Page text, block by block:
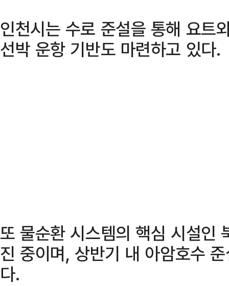
인천시는 수로 준설을 통해 요트
선박 운항 기반도 마련하고 있다.
또 물순환 시스템의 핵심 시설인
진 중이며, 상반기 내 아암호수
다.